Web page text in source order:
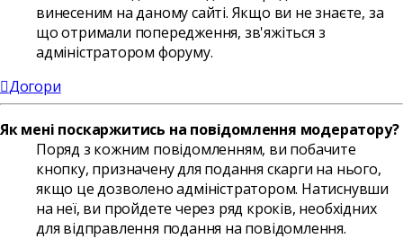
винесеним на даному сайті. Якщо ви не знаєте, за
що отримали попередження, зв'яжіться з
адміністратором форуму.
Догори
Як мені поскаржитись на повідомлення модератору?
Поряд з кожним повідомленням, ви побачите
кнопку, призначену для подання скарги на нього,
якщо це дозволено адміністратором. Натиснувши
на неї, ви пройдете через ряд кроків, необхідних
для відправлення подання на повідомлення.